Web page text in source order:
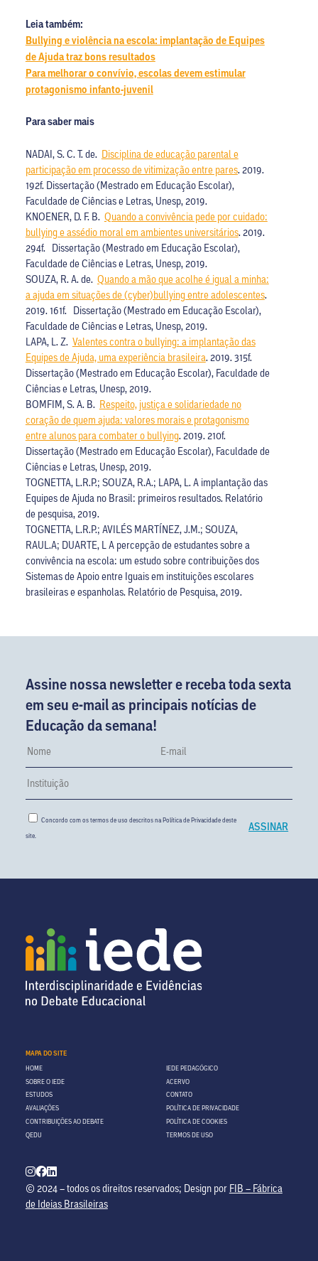
Leia também:
Bullying e violência na escola: implantação de Equipes
de Ajuda traz bons resultados
Para melhorar o convívio, escolas devem estimular
protagonismo infanto-juvenil
Para saber mais
NADAI, S. C. T. de. Disciplina de educação parental e
participação em processo de vitimização entre pares. 2019.
192f. Dissertação (Mestrado em Educação Escolar),
Faculdade de Ciências e Letras, Unesp, 2019.
KNOENER, D. F. B. Quando a convivência pede por cuidado:
bullying e assédio moral em ambientes universitários. 2019.
294f. Dissertação (Mestrado em Educação Escolar),
Faculdade de Ciências e Letras, Unesp, 2019.
SOUZA, R. A. de. Quando a mão que acolhe é igual a minha:
a ajuda em situações de (cyber)bullying entre adolescentes.
2019. 161f. Dissertação (Mestrado em Educação Escolar),
Faculdade de Ciências e Letras, Unesp, 2019.
LAPA, L. Z. Valentes contra o bullying: a implantação das
Equipes de Ajuda, uma experiência brasileira. 2019. 315f.
Dissertação (Mestrado em Educação Escolar), Faculdade de
Ciências e Letras, Unesp, 2019.
BOMFIM, S. A. B. Respeito, justiça e solidariedade no
coração de quem ajuda: valores morais e protagonismo
entre alunos para combater o bullying. 2019. 210f.
Dissertação (Mestrado em Educação Escolar), Faculdade de
Ciências e Letras, Unesp, 2019.
TOGNETTA, L.R.P.; SOUZA, R.A.; LAPA, L. A implantação das
Equipes de Ajuda no Brasil: primeiros resultados. Relatório
de pesquisa, 2019.
TOGNETTA, L.R.P.; AVILÉS MARTÍNEZ, J.M.; SOUZA,
RAUL.A; DUARTE, L A percepção de estudantes sobre a
convivência na escola: um estudo sobre contribuições dos
Sistemas de Apoio entre Iguais em instituições escolares
brasileiras e espanholas. Relatório de Pesquisa, 2019.
Assine nossa newsletter e receba toda sexta
em seu e-mail as principais notícias de
Educação da semana!
Concordo com os termos de uso descritos naPolítica de Privacidadedeste
site.
MAPA DO SITE
HOME
SOBRE O IEDE
ESTUDOS
AVALIAÇÕES
CONTRIBUIÇÕES AO DEBATE
QEDU
IEDE PEDAGÓGICO
ACERVO
CONTATO
POLÍTICA DE PRIVACIDADE
POLÍTICA DE COOKIES
TERMOS DE USO
© 2024 – todos os direitos reservados; Design por FIB – Fábrica
de Ideias Brasileiras